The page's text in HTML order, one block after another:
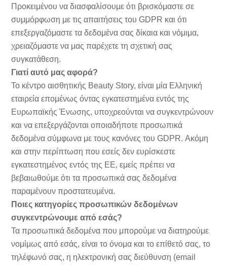
Προκειμένου να διασφαλίσουμε ότι βρισκόμαστε σε
συμμόρφωση με τις απαιτήσεις του GDPR και ότι
επεξεργαζόμαστε τα δεδομένα σας δίκαια και νόμιμα,
χρειαζόμαστε να μας παρέχετε τη σχετική σας
συγκατάθεση.
Γιατί αυτό μας αφορά?
Το κέντρο αισθητικής Beauty Story, είναι μία Ελληνική
εταιρεία επομένως όντας εγκατεστημένα εντός της
Ευρωπαϊκής Ένωσης, υποχρεούνται να συγκεντρώνουν
και να επεξεργάζονται οποιαδήποτε προσωπικά
δεδομένα σύμφωνα με τους κανόνες του GDPR. Ακόμη
και στην περίπτωση που εσείς δεν ευρίσκεστε
εγκατεστημένος εντός της ΕΕ, εμείς πρέπει να
βεβαιωθούμε ότι τα προσωπικά σας δεδομένα
παραμένουν προστατευμένα.
Ποιες κατηγορίες προσωπικών δεδομένων
συγκεντρώνουμε από εσάς?
Τα προσωπικά δεδομένα που μπορούμε να διατηρούμε
νομίμως από εσάς, είναι το όνομα και το επίθετό σας, το
τηλέφωνό σας, η ηλεκτρονική σας διεύθυνση (email